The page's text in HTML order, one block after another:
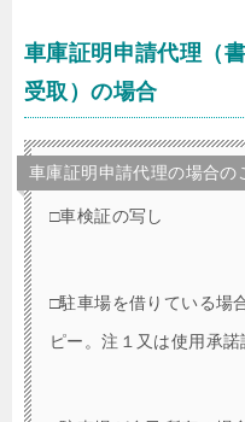
車庫証明申請代理（
受取）の場合
車庫証明申請代理の場合の
□車検証の写し
□駐車場を借りている場
ピー。注１又は使用承諾